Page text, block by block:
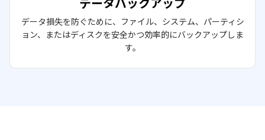
データ損失を防ぐために、ファイル、システム、パーティシ
ョン、またはディスクを安全かつ効率的にバックアップしま
す。